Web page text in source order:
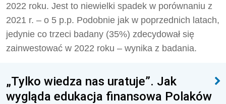
2022 roku. Jest to niewielki spadek w porównaniu z
2021 r. – o 5 p.p. Podobnie jak w poprzednich latach,
jedynie co trzeci badany (35%) zdecydował się
zainwestować w 2022 roku – wynika z badania.
„Tylko wiedza nas uratuje”. Jak
wygląda edukacja finansowa Polaków